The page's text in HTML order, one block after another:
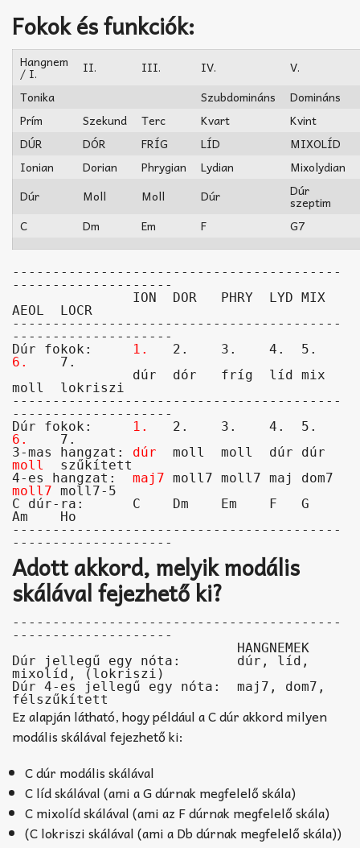
Fokok és funkciók:
Hangnem
/ I. II. III. IV. V.
Tonika
Szubdomináns
Domináns
Prím
Szekund Terc Kvart Kvint
DÚR
DÓR FRÍG LÍD MIXOLÍD
Ionian
Dorian Phrygian Lydian Mixolydian
Dúr
Moll Moll Dúr Dúr
szeptim
C
Dm Em F G7
-----------------------------------------
--------------------
AEOL  LOCR
-----------------------------------------
--------------------
Dúr fokok:
1.
6.
    7.
moll  lokriszi
-----------------------------------------
Dúr fokok:
1.
6.
    7.
3-mas hangzat: dúr
moll
  szűkített
4-es hangzat: maj7
moll7 moll7-5
C dúr-ra:      C    Dm    Em    F   G
Am    Ho
-----------------------------------------
--------------------
Adott akkord, melyik modális
skálával fejezhető ki?
-----------------------------------------
--------------------
Dúr jellegű egy nóta:       dúr, líd,
mixolíd, (lokriszi)
Dúr 4-es jellegű egy nóta:  maj7, dom7,
félszűkített
Ez alapján látható, hogy például a C dúr akkord milyen
modális skálával fejezhető ki:
C dúr modális skálával
C líd skálával (ami a G dúrnak megfelelő skála)
C mixolíd skálával (ami az F dúrnak megfelelő skála)
(C lokriszi skálával (ami a Db dúrnak megfelelő skála))